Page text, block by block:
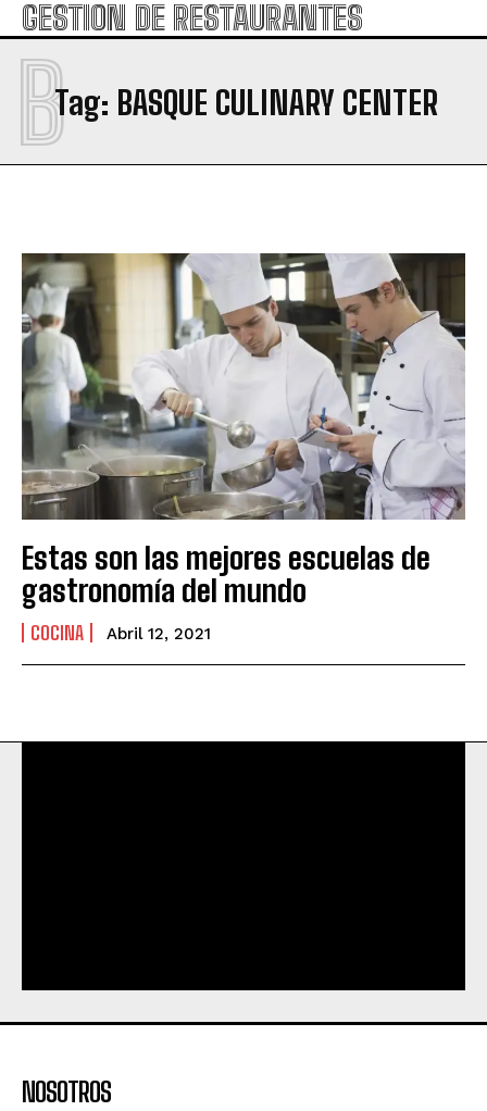
GESTION DE RESTAURANTES
Tag: BASQUE CULINARY CENTER
B
Estas son las mejores escuelas de
gastronomía del mundo
COCINA Abril 12, 2021
NOSOTROS